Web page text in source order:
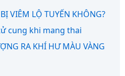
VIÊM LỘ TUYẾN KHÔNG?
cung khi mang thai
RA KHÍ HƯ MÀU VÀNG